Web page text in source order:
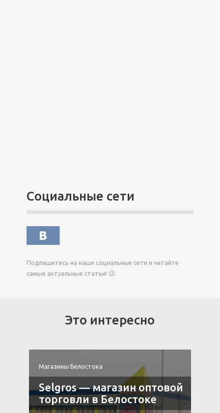
Социальные сети
Подпишитесь на наши социальные сети и читайте
самые актуальные статьи! 😉
Это интересно
Магазины Белостока
Selgros — магазин оптовой
торговли в Белостоке